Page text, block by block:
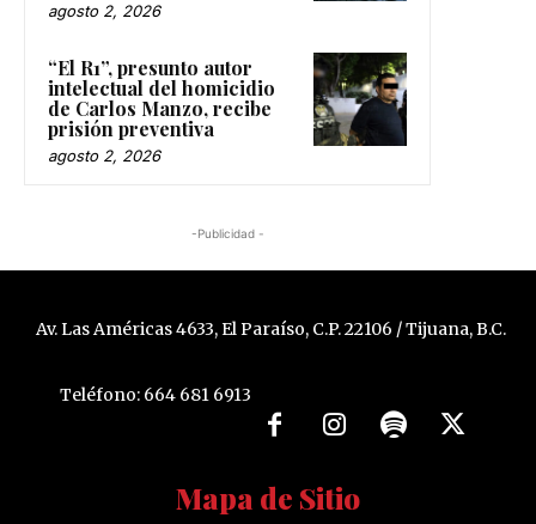
agosto 2, 2026
“El R1”, presunto autor
intelectual del homicidio
de Carlos Manzo, recibe
prisión preventiva
agosto 2, 2026
-Publicidad -
Av. Las Américas 4633, El Paraíso, C.P. 22106 / Tijuana, B.C.
Teléfono: 664 681 6913
Mapa de Sitio